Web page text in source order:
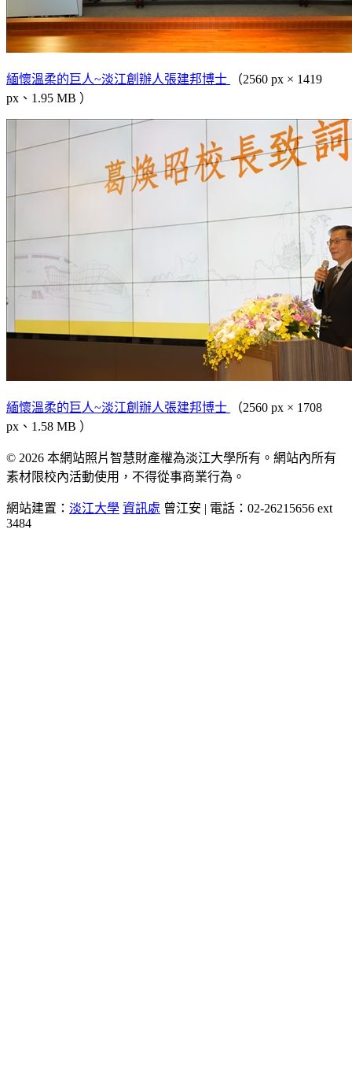
緬懷溫柔的巨人~淡江創辦人張建邦博士
（2560 px × 1419
px、1.95 MB ）
緬懷溫柔的巨人~淡江創辦人張建邦博士
（2560 px × 1708
px、1.58 MB ）
© 2026 本網站照片智慧財產權為淡江大學所有。網站內所有
素材限校內活動使用，不得從事商業行為。
網站建置： 淡江大學 資訊處 曾江安 | 電話：02-26215656 ext
3484